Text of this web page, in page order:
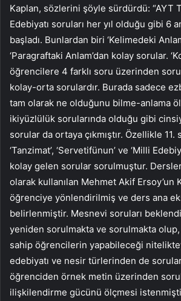
Kaplan, sözlerini şöyle sürdürdü: “AYT
Edebiyatı soruları her yıl olduğu gibi 6
başladı. Bunlardan biri ‘Kelimedeki
‘Paragraftaki Anlam’dan kolay sorular.
öğrencilere 4 farklı soru üzerinden
kolay-orta sorulardır. Burada sadece
tam olarak ne olduğunu bilme-anlama
ikiyüzlülük sorularında olduğu gibi
sorular da ortaya çıkmıştır. Özellikle 11.
‘Tanzimat’, ‘Servetifünun’ ve ‘Milli
kolay gelen sorular sorulmuştur.
olarak kullanılan Mehmet Akif Ersoy’un
öğrenciye yönlendirilmiş ve ders ana
belirlenmiştir. Mesnevi soruları
yeniden sorulmakta ve sorulmakta
sahip öğrencilerin yapabileceği
edebiyatı ve nesir türlerinden de
öğrenciden örnek metin üzerinden
ilişkilendirme gücünü ölçmesi